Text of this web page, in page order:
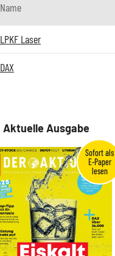
Name
LPKF Laser
DAX
Aktuelle Ausgabe